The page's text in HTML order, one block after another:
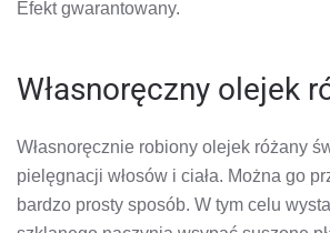
Efekt gwarantowany.
Własnoręczny olejek
Własnoręcznie robiony olejek różany
pielęgnacji włosów i ciała. Można go
bardzo prosty sposób. W tym celu